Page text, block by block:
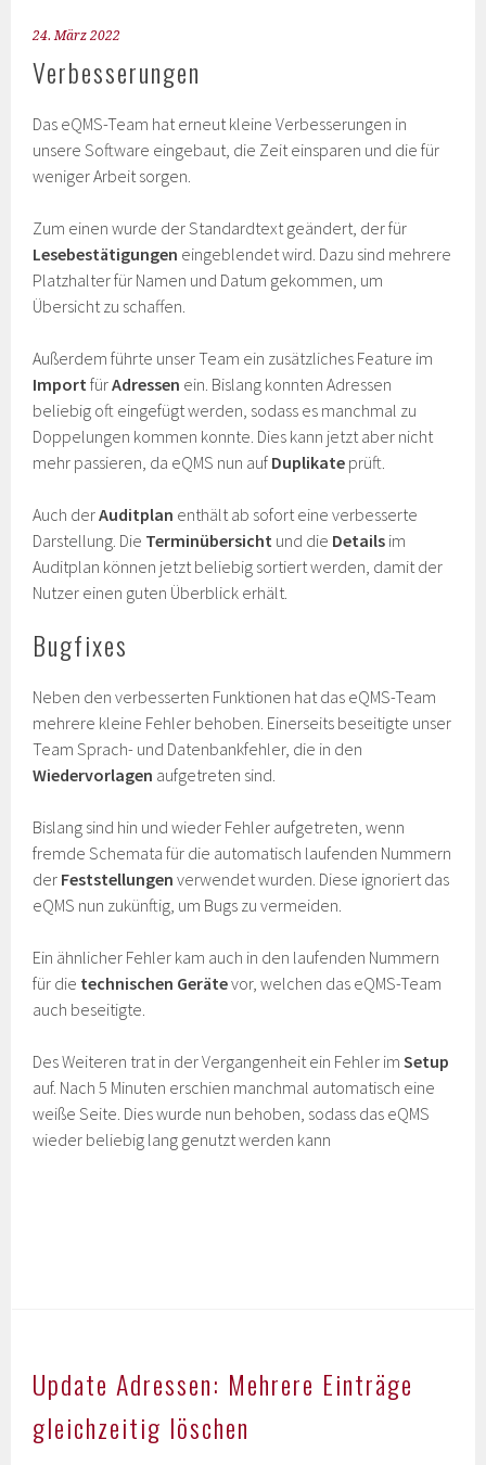
24. März 2022
Verbesserungen
Das eQMS-Team hat erneut kleine Verbesserungen in
unsere Software eingebaut, die Zeit einsparen und die für
weniger Arbeit sorgen.
Zum einen wurde der Standardtext geändert, der für
Lesebestätigungen eingeblendet wird. Dazu sind mehrere
Platzhalter für Namen und Datum gekommen, um
Übersicht zu schaffen.
Außerdem führte unser Team ein zusätzliches Feature im
Import fürAdressen ein. Bislang konnten Adressen
beliebig oft eingefügt werden, sodass es manchmal zu
Doppelungen kommen konnte. Dies kann jetzt aber nicht
mehr passieren, da eQMS nun auf Duplikate prüft.
Auch derAuditplan enthält ab sofort eine verbesserte
Darstellung. Die Terminübersicht und die Details im
Auditplan können jetzt beliebig sortiert werden, damit der
Nutzer einen guten Überblick erhält.
Bugfixes
Neben den verbesserten Funktionen hat das eQMS-Team
mehrere kleine Fehler behoben. Einerseits beseitigte unser
Team Sprach- und Datenbankfehler, die in den
Wiedervorlagen aufgetreten sind.
Bislang sind hin und wieder Fehler aufgetreten, wenn
fremde Schemata für die automatisch laufenden Nummern
der Feststellungen verwendet wurden. Diese ignoriert das
eQMS nun zukünftig, um Bugs zu vermeiden.
Ein ähnlicher Fehler kam auch in den laufenden Nummern
für die technischen Gerätevor, welchen das eQMS-Team
auch beseitigte.
Des Weiteren trat in der Vergangenheit ein Fehler imSetup
auf. Nach 5 Minuten erschien manchmal automatisch eine
weiße Seite. Dies wurde nun behoben, sodass das eQMS
wieder beliebig lang genutzt werden kann
Update Adressen: Mehrere Einträge
gleichzeitig löschen